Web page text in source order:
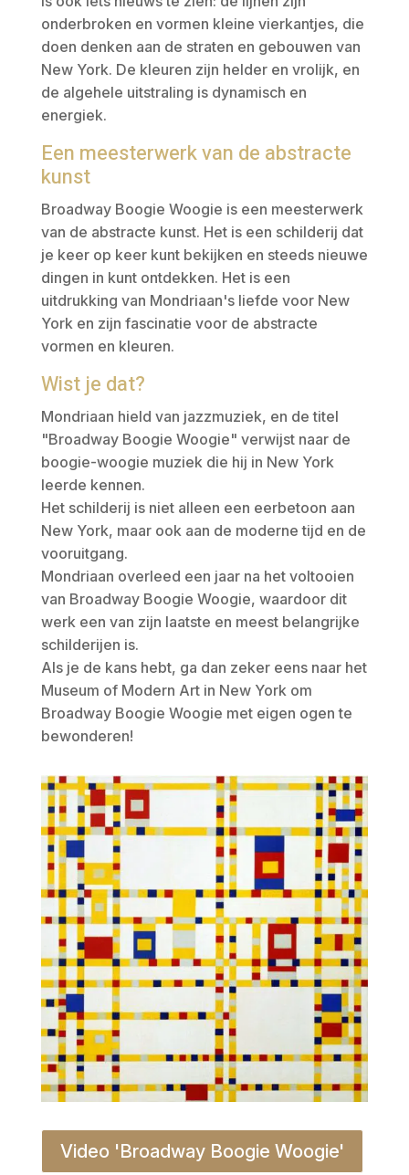
onderbroken en vormen kleine vierkantjes, die
doen denken aan de straten en gebouwen van
New York. De kleuren zijn helder en vrolijk, en
de algehele uitstraling is dynamisch en
energiek.
Een meesterwerk van de abstracte
kunst
Broadway Boogie Woogie is een meesterwerk
van de abstracte kunst. Het is een schilderij dat
je keer op keer kunt bekijken en steeds nieuwe
dingen in kunt ontdekken. Het is een
uitdrukking van Mondriaan's liefde voor New
York en zijn fascinatie voor de abstracte
vormen en kleuren.
Wist je dat?
Mondriaan hield van jazzmuziek, en de titel
"Broadway Boogie Woogie" verwijst naar de
boogie-woogie muziek die hij in New York
leerde kennen.
Het schilderij is niet alleen een eerbetoon aan
New York, maar ook aan de moderne tijd en de
vooruitgang.
Mondriaan overleed een jaar na het voltooien
van Broadway Boogie Woogie, waardoor dit
werk een van zijn laatste en meest belangrijke
schilderijen is.
Als je de kans hebt, ga dan zeker eens naar het
Museum of Modern Art in New York om
Broadway Boogie Woogie met eigen ogen te
bewonderen!
Video 'Broadway Boogie Woogie'